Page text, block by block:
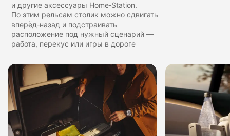
и другие аксессуары Home‑Station.
По этим рельсам столик можно сдвигать
вперёд‑назад и подстраивать
расположение под нужный сценарий —
работа, перекус или игры в дороге